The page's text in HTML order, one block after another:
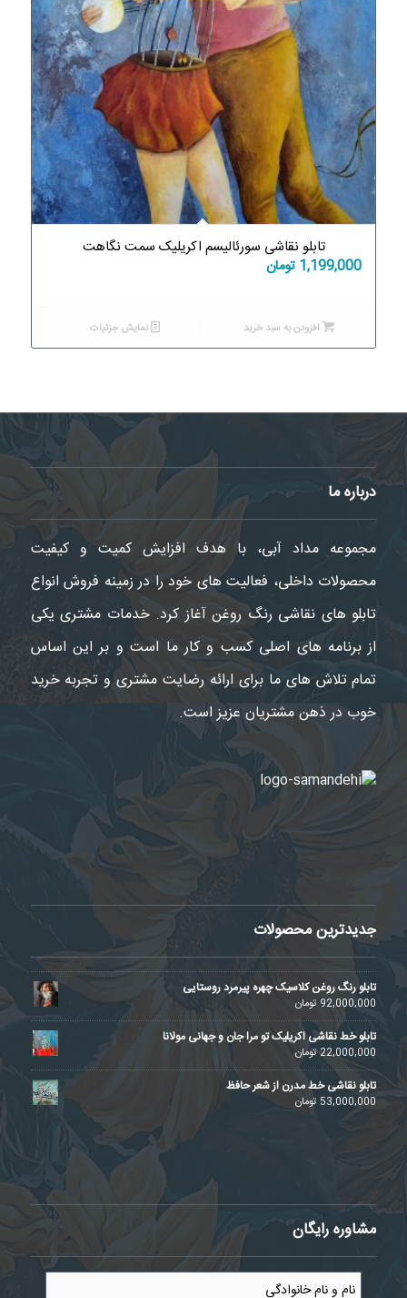
تابلو نقاشی سورئالیسم اکریلیک سمت نگاهت
1,199,000 تومان
افزودن به سبد خرید نمایش جزئیات
درباره ما
مجموعه مداد آبی، با هدف افزایش کمیت و کیفیت
محصولات داخلی، فعالیت های خود را در زمینه فروش انواع
تابلو های نقاشی رنگ روغن آغاز کرد. خدمات مشتری یکی
از برنامه های اصلی کسب و کار ما است و بر این اساس
تمام تلاش های ما برای ارائه رضایت مشتری و تجربه خرید
خوب در ذهن مشتریان عزیز است.
جدیدترین محصولات
تابلو رنگ روغن کلاسیک چهره پیرمرد روستایی
92,000,000 تومان
تابلو خط نقاشی اکریلیک تو مرا جان و جهانی مولانا
22,000,000تومان
تابلو نقاشی خط مدرن از شعر حافظ
53,000,000 تومان
مشاوره رایگان
نام